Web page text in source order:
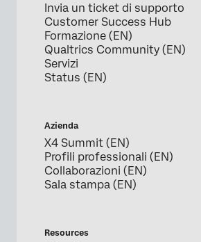
Invia un ticket di supporto
Customer Success Hub
Formazione (EN)
Qualtrics Community (EN)
Servizi
Status (EN)
Azienda
X4 Summit (EN)
Profili professionali (EN)
Collaborazioni (EN)
Sala stampa (EN)
Resources